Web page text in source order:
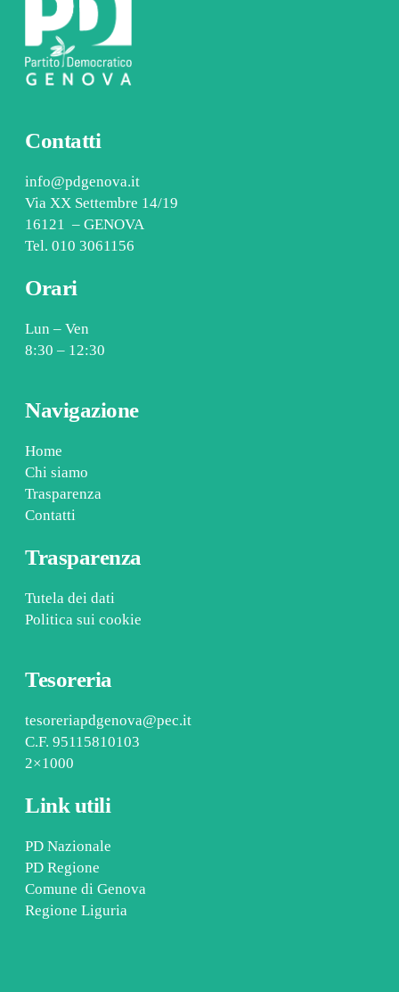
Contatti
info@pdgenova.it
Via XX Settembre 14/19
16121 – GENOVA
Tel. 010 3061156
Orari
Lun – Ven
8:30 – 12:30
Navigazione
Home
Chi siamo
Trasparenza
Contatti
Trasparenza
Tutela dei dati
Politica sui cookie
Tesoreria
tesoreriapdgenova@pec.it
C.F. 95115810103
2×1000
Link utili
PD Nazionale
PD Regione
Comune di Genova
Regione Liguria